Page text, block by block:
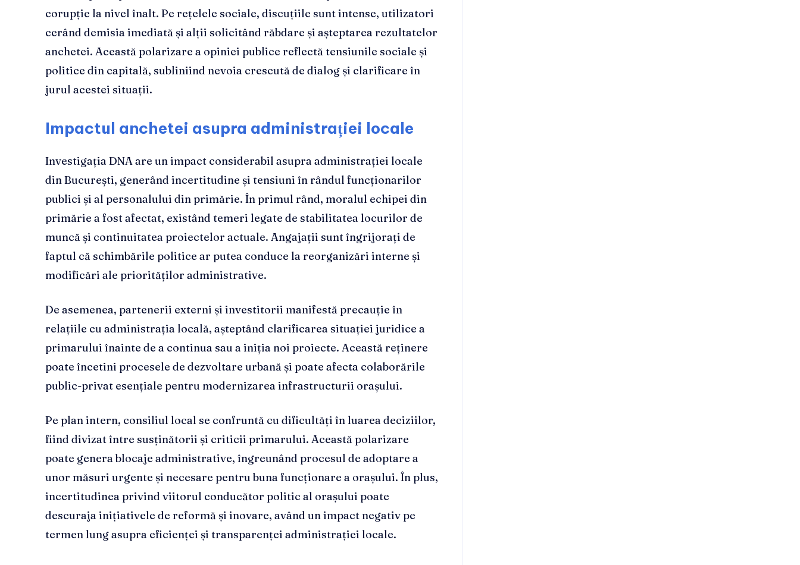
corupție la nivel înalt. Pe rețelele sociale, discuțiile sunt intense, utilizatori
cerând demisia imediată și alții solicitând răbdare și așteptarea rezultatelor
anchetei. Această polarizare a opiniei publice reflectă tensiunile sociale și
politice din capitală, subliniind nevoia crescută de dialog și clarificare în
jurul acestei situații.
Impactul anchetei asupra administrației locale
Investigația DNA are un impact considerabil asupra administrației locale
din București, generând incertitudine și tensiuni în rândul funcționarilor
publici și al personalului din primărie. În primul rând, moralul echipei din
primărie a fost afectat, existând temeri legate de stabilitatea locurilor de
muncă și continuitatea proiectelor actuale. Angajații sunt îngrijorați de
faptul că schimbările politice ar putea conduce la reorganizări interne și
modificări ale priorităților administrative.
De asemenea, partenerii externi și investitorii manifestă precauție în
relațiile cu administrația locală, așteptând clarificarea situației juridice a
primarului înainte de a continua sau a iniția noi proiecte. Această reținere
poate încetini procesele de dezvoltare urbană și poate afecta colaborările
public-privat esențiale pentru modernizarea infrastructurii orașului.
Pe plan intern, consiliul local se confruntă cu dificultăți în luarea deciziilor,
fiind divizat între susținătorii și criticii primarului. Această polarizare
poate genera blocaje administrative, îngreunând procesul de adoptare a
unor măsuri urgente și necesare pentru buna funcționare a orașului. În plus,
incertitudinea privind viitorul conducător politic al orașului poate
descuraja inițiativele de reformă și inovare, având un impact negativ pe
termen lung asupra eficienței și transparenței administrației locale.